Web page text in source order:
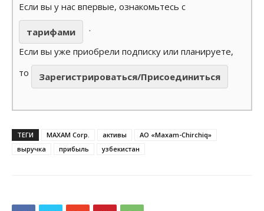
Если вы у нас впервые, ознакомьтесь с
тарифами
.
Если вы уже приобрели подписку или планируете,
то
Зарегистрироваться/Присоединиться
ТЕГИ MAXAM Corp. активы
АО «Maxam-Chirchiq»
выручка
прибыль узбекистан